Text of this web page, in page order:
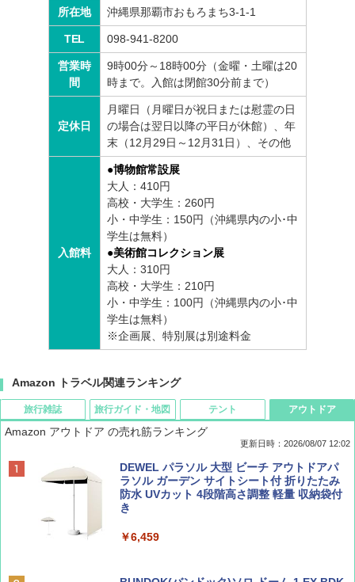
所在地 沖縄県那覇市おもろまち3-1-1
TEL 098-941-8200
営業時
間
9時00分～18時00分（金曜・土曜は20
時まで。入館は閉館30分前まで）
定休日
月曜日（月曜日が祝日または慰霊の日
の場合は翌日以降の平日が休館）、年
末（12月29日～12月31日）、その他
入館料
●博物館常設展
大人：410円
高校・大学生：260円
小・中学生：150円（沖縄県内の小･中
学生は無料）
●美術館コレクション展
大人：310円
高校・大学生：210円
小・中学生：100円（沖縄県内の小･中
学生は無料）
※企画展、特別展は別途料金
Amazon トラベル関連ランキング
旅行雑誌
ディズニーファン ２０２６年 ９月号 [雑
誌] (ＤＩＳＮＥＹ ＦＡＮ)
￥713
旅行ガイド・地図
D40 地球の歩き方 チェンマイ タイ北部の魅
力的な町 2026～2027 地球の歩き方D アジア
￥2,079
テント
[キャンパーズコレクション 山善] ポップアッ
プテント 傘みたいに広げて畳める パッとサ
ッとサンシェード キューブ フルクローズ メ
ッシュ 簡単設置 ワンタッチテント キャンプ
アウトドア
Amazon アウトドア の売れ筋ランキング
更新日時：2026/08/07 12:02
DEWEL パラソル 大型 ビーチ アウトドアパ
ラソル ガーデン サイトシート付 折りたたみ
防水 UVカット 4段階高さ調整 軽量 収納袋付
き
￥6,459